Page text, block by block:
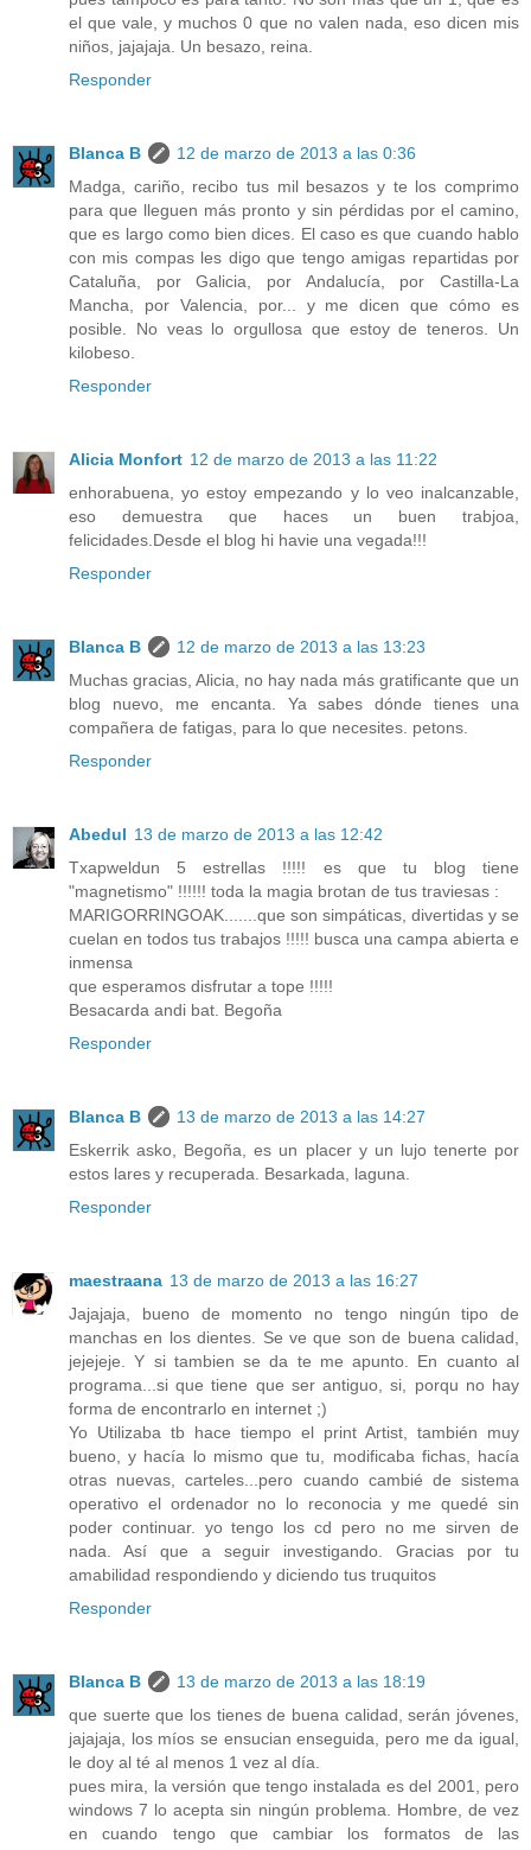
el que vale, y muchos 0 que no valen nada, eso dicen mis
niños, jajajaja. Un besazo, reina.
Responder
Blanca B
12 de marzo de 2013 a las 0:36
Madga, cariño, recibo tus mil besazos y te los comprimo
para que lleguen más pronto y sin pérdidas por el camino,
que es largo como bien dices. El caso es que cuando hablo
con mis compas les digo que tengo amigas repartidas por
Cataluña, por Galicia, por Andalucía, por Castilla-La
Mancha, por Valencia, por... y me dicen que cómo es
posible. No veas lo orgullosa que estoy de teneros. Un
kilobeso.
Responder
Alicia Monfort 12 de marzo de 2013 a las 11:22
enhorabuena, yo estoy empezando y lo veo inalcanzable,
eso demuestra que haces un buen trabjoa,
felicidades.Desde el blog hi havie una vegada!!!
Responder
Blanca B
12 de marzo de 2013 a las 13:23
Muchas gracias, Alicia, no hay nada más gratificante que un
blog nuevo, me encanta. Ya sabes dónde tienes una
compañera de fatigas, para lo que necesites. petons.
Responder
Abedul 13 de marzo de 2013 a las 12:42
Txapweldun 5 estrellas !!!!! es que tu blog tiene
"magnetismo" !!!!!! toda la magia brotan de tus traviesas :
MARIGORRINGOAK.......que son simpáticas, divertidas y se
cuelan en todos tus trabajos !!!!! busca una campa abierta e
inmensa
que esperamos disfrutar a tope !!!!!
Besacarda andi bat. Begoña
Responder
Blanca B
13 de marzo de 2013 a las 14:27
Eskerrik asko, Begoña, es un placer y un lujo tenerte por
estos lares y recuperada. Besarkada, laguna.
Responder
maestraana 13 de marzo de 2013 a las 16:27
Jajajaja, bueno de momento no tengo ningún tipo de
manchas en los dientes. Se ve que son de buena calidad,
jejejeje. Y si tambien se da te me apunto. En cuanto al
programa...si que tiene que ser antiguo, si, porqu no hay
forma de encontrarlo en internet ;)
Yo Utilizaba tb hace tiempo el print Artist, también muy
bueno, y hacía lo mismo que tu, modificaba fichas, hacía
otras nuevas, carteles...pero cuando cambié de sistema
operativo el ordenador no lo reconocia y me quedé sin
poder continuar. yo tengo los cd pero no me sirven de
nada. Así que a seguir investigando. Gracias por tu
amabilidad respondiendo y diciendo tus truquitos
Responder
Blanca B
13 de marzo de 2013 a las 18:19
que suerte que los tienes de buena calidad, serán jóvenes,
jajajaja, los míos se ensucian enseguida, pero me da igual,
le doy al té al menos 1 vez al día.
pues mira, la versión que tengo instalada es del 2001, pero
windows 7 lo acepta sin ningún problema. Hombre, de vez
en cuando tengo que cambiar los formatos de las